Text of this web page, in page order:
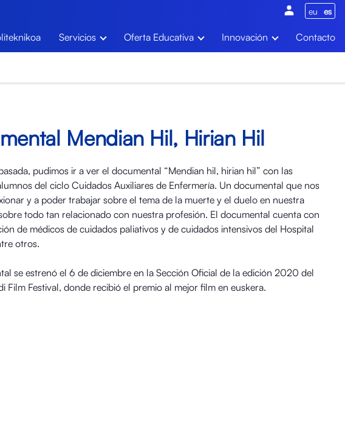
eu es
Servicios Oferta Educativa Innovación Contacto
Mendian Hil, Hirian Hil
pudimos ir a ver el documental “Mendian hil, hirian hil” con las
del ciclo Cuidados Auxiliares de Enfermería. Un documental que nos
y a poder trabajar sobre el tema de la muerte y el duelo en nuestra
todo tan relacionado con nuestra profesión. El documental cuenta con
de médicos de cuidados paliativos y de cuidados intensivos del Hospital
otros.
se estrenó el 6 de diciembre en la Sección Oficial de la edición 2020 del
Film Festival, donde recibió el premio al mejor film en euskera.